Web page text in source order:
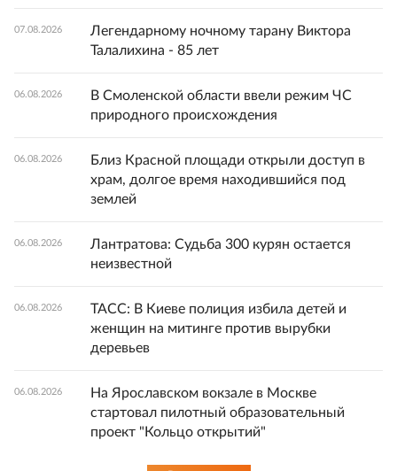
07.08.2026
Легендарному ночному тарану Виктора
Талалихина - 85 лет
06.08.2026
В Смоленской области ввели режим ЧС
природного происхождения
06.08.2026
Близ Красной площади открыли доступ в
храм, долгое время находившийся под
землей
06.08.2026
Лантратова: Судьба 300 курян остается
неизвестной
06.08.2026
ТАСС: В Киеве полиция избила детей и
женщин на митинге против вырубки
деревьев
06.08.2026
На Ярославском вокзале в Москве
стартовал пилотный образовательный
проект "Кольцо открытий"